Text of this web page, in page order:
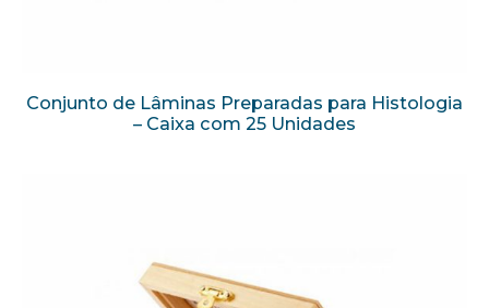
Conjunto de Lâminas Preparadas para Histologia
– Caixa com 25 Unidades